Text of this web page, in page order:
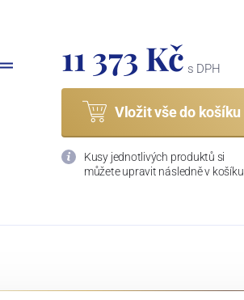
11 373 Kč s DPH
Vložit vše do košíku
Kusy jednotlivých produktů si
můžete upravit následně v košíku